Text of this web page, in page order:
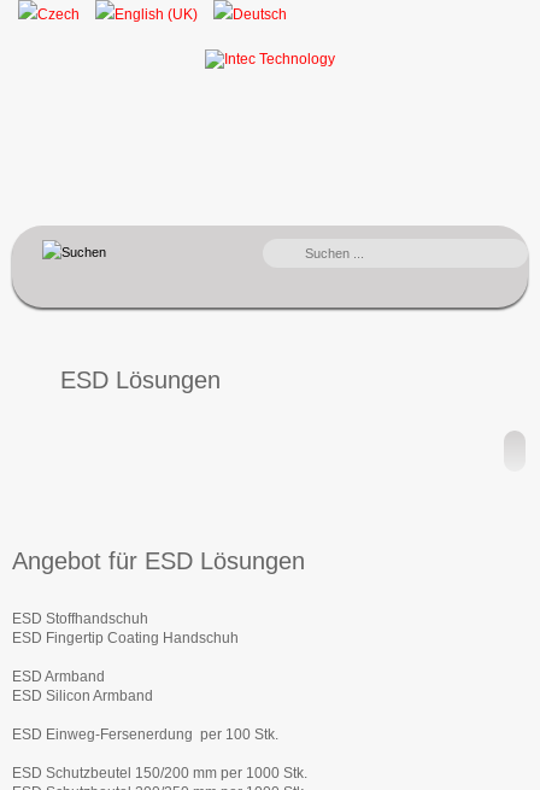
SUCHEN
ESD Lösungen
Angebot für ESD Lösungen
ESD Stoffhandschuh
ESD Fingertip Coating Handschuh
ESD Armband
ESD Silicon Armband
ESD Einweg-Fersenerdung per 100 Stk.
ESD Schutzbeutel 150/200 mm per 1000 Stk.